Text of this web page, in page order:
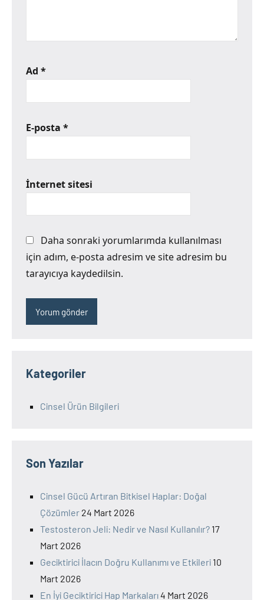
Ad *
E-posta *
İnternet sitesi
Daha sonraki yorumlarımda kullanılması
için adım, e-posta adresim ve site adresim bu
tarayıcıya kaydedilsin.
Kategoriler
Cinsel Ürün Bilgileri
Son Yazılar
Cinsel Gücü Artıran Bitkisel Haplar: Doğal
Çözümler 24 Mart 2026
Testosteron Jeli: Nedir ve Nasıl Kullanılır? 17
Mart 2026
Geciktirici İlacın Doğru Kullanımı ve Etkileri 10
Mart 2026
En İyi Geciktirici Hap Markaları4 Mart 2026